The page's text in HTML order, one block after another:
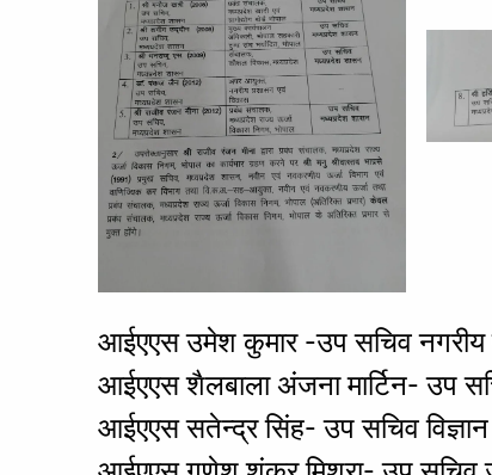
आईएएस उमेश कुमार -उप सचिव नगरीय
आईएएस शैलबाला अंजना मार्टिन- उप
आईएएस सतेन्द्र सिंह- उप सचिव विज्ञान